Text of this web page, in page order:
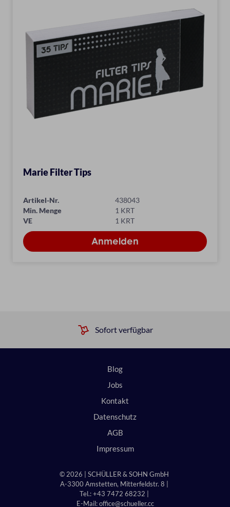
Marie Filter Tips
Artikel-Nr.
438043
Min. Menge
1 KRT
VE
1 KRT
Sofort verfügbar
© 2026 | SCHÜLLER & SOHN GmbH
A-3300 Amstetten, Mitterfeldstr. 8 |
Tel.: +43 7472 68232 |
E-Mail:office@schueller.cc
Blog
Jobs
Kontakt
Datenschutz
AGB
Impressum